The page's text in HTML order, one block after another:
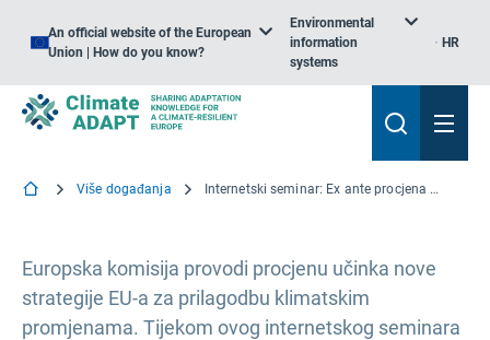
An official website of the European
Union | How do you know?
Environmental
information
systems
HR
Više događanja Internetski seminar: Ex ante procjena učinka nove strategije EU-a za prilagodbu klimatskim promjenama
Europska komisija provodi procjenu učinka nove
strategije EU-a za prilagodbu klimatskim
promjenama. Tijekom ovog internetskog seminara